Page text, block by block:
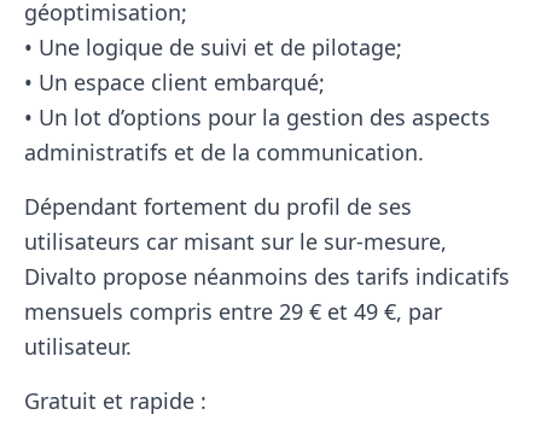
géoptimisation;
• Une logique de suivi et de pilotage;
• Un espace client embarqué;
• Un lot d’options pour la gestion des aspects
administratifs et de la communication.
Dépendant fortement du profil de ses
utilisateurs car misant sur le sur-mesure,
Divalto propose néanmoins des tarifs indicatifs
mensuels compris entre 29 € et 49 €, par
utilisateur.
Gratuit et rapide :